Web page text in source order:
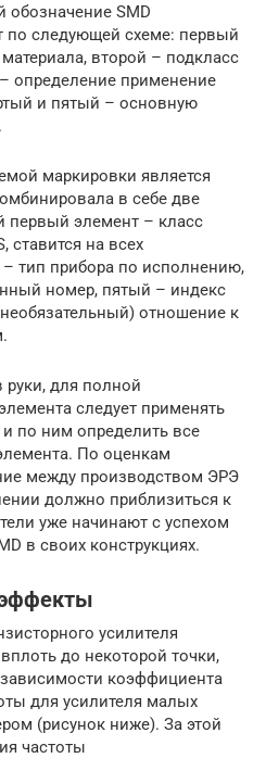
обозначение SMD
по следующей схеме: первый
второй – подкласс
определение применение
и пятый – основную
маркировки является
в себе две
первый элемент – класс
ставится на всех
– тип прибора по исполнению,
номер, пятый – индекс
отношение к
для полной
следует применять
по ним определить все
По оценкам
между производством ЭРЭ
должно приблизиться к
уже начинают с успехом
в своих конструкциях.
усилителя
до некоторой точки,
коэффициента
для усилителя малых
(рисунок ниже). За этой
частоты